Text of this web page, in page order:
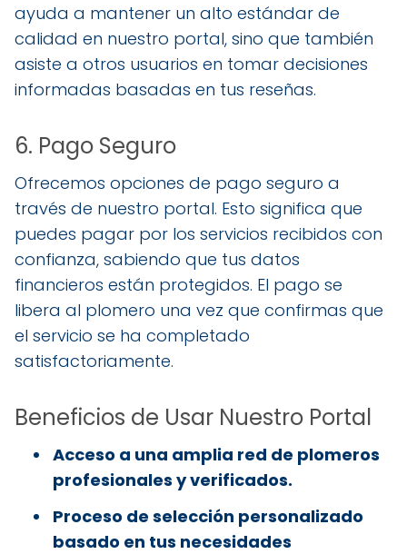
ayuda a mantener un alto estándar de
calidad en nuestro portal, sino que también
asiste a otros usuarios en tomar decisiones
informadas basadas en tus reseñas.
6. Pago Seguro
Ofrecemos opciones de pago seguro a
través de nuestro portal. Esto significa que
puedes pagar por los servicios recibidos con
confianza, sabiendo que tus datos
financieros están protegidos. El pago se
libera al plomero una vez que confirmas que
el servicio se ha completado
satisfactoriamente.
Beneficios de Usar Nuestro Portal
Acceso a una amplia red de plomeros
profesionales y verificados.
Proceso de selección personalizado
basado en tus necesidades